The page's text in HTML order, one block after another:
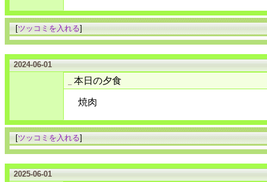
[ツッコミを入れる]
2024-06-01
本日の夕食
焼肉
[ツッコミを入れる]
2025-06-01